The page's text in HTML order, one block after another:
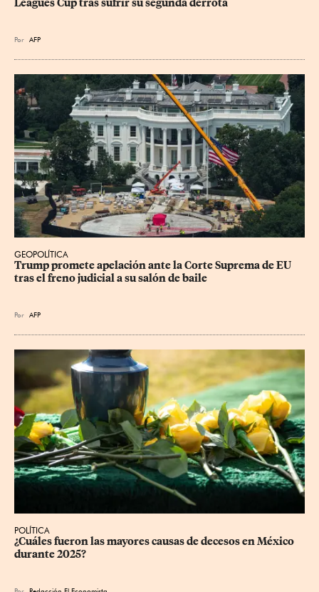
Leagues Cup tras sufrir su segunda derrota
Por AFP
GEOPOLÍTICA
Trump promete apelación ante la Corte Suprema de EU
tras el freno judicial a su salón de baile
Por AFP
POLÍTICA
¿Cuáles fueron las mayores causas de decesos en México
durante 2025?